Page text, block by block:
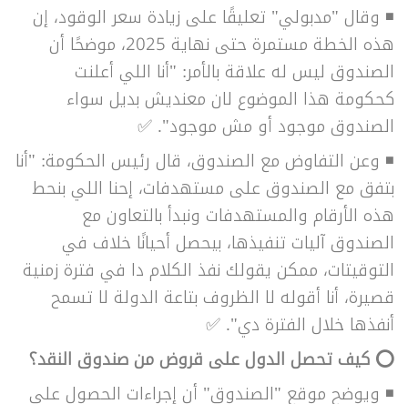
◾ وقال "مدبولي" تعليقًا على زيادة سعر الوقود، إن
هذه الخطة مستمرة حتى نهاية 2025، موضحًا أن
الصندوق ليس له علاقة بالأمر: "أنا اللي أعلنت
كحكومة هذا الموضوع لان معنديش بديل سواء
الصندوق موجود أو مش موجود". ✅
◾ وعن التفاوض مع الصندوق، قال رئيس الحكومة: "أنا
بتفق مع الصندوق على مستهدفات، إحنا اللي بنحط
هذه الأرقام والمستهدفات ونبدأ بالتعاون مع
الصندوق آليات تنفيذها، بيحصل أحيانًا خلاف في
التوقيتات، ممكن يقولك نفذ الكلام دا في فترة زمنية
قصيرة، أنا أقوله لا الظروف بتاعة الدولة لا تسمح
أنفذها خلال الفترة دي". ✅
⭕ كيف تحصل الدول على قروض من صندوق النقد؟
◾ ويوضح موقع "الصندوق" أن إجراءات الحصول على